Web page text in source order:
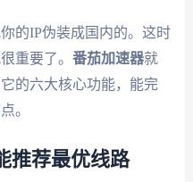
的IP伪装成国内的。这时
重要了。 番茄加速器就
的六大核心功能，能完
。
推荐最优线路